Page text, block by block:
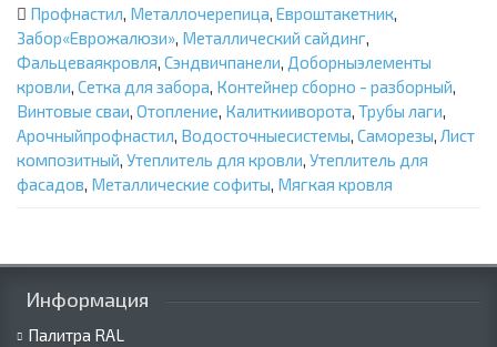
Профнастил, Металлочерепица, Евроштакетник,
Забор«Еврожалюзи», Металлический сайдинг,
Фальцеваякровля, Сэндвичпанели, Доборныэлементы
кровли, Сетка для забора, Контейнер сборно - разборный,
Винтовые сваи, Отопление, Калиткииворота, Трубы лаги,
Арочныйпрофнастил, Водосточныесистемы, Саморезы, Лист
композитный, Утеплитель для кровли, Утеплитель для
фасадов, Металлические софиты, Мягкая кровля
Информация
Палитра RAL